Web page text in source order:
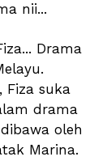
nii...
Drama
Fiza suka
drama
oleh
Marina.